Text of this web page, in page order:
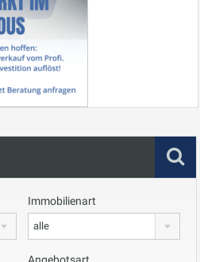
Immobilienart
alle
Angebotsart